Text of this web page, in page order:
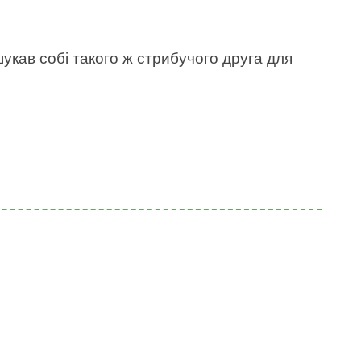
собі такого ж стрибучого друга для